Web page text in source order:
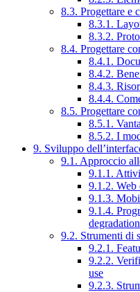
8.3. Progettare e
8.3.1.
8.3.2.
8.4. Progettare
8.4.1.
8.4.2.
8.4.3.
8.4.4.
8.5. Progettare
8.5.1.
8.5.2. I
9. Sviluppo
9.1. Approccio
9.1.1.
9.1.2. Web
9.1.3.
9.1.4.
degradation
9.2. Strumenti di
9.2.1.
9.2.2.
use
9.2.3.